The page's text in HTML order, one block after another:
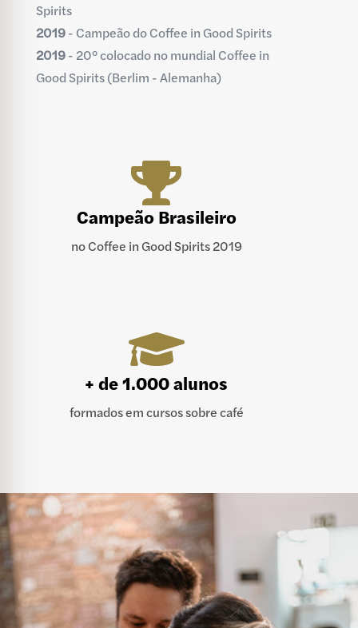
Spirits
2019- Campeão do Coffee in Good Spirits
2019- 20° colocado no mundial Coffee in
Good Spirits (Berlim - Alemanha)

Campeão Brasileiro
no Coffee in Good Spirits 2019

+ de 1.000 alunos
formados em cursos sobre café